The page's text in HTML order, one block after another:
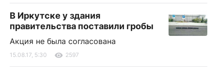
В Иркутске у здания
правительства поставили гробы
Акция не была согласована
15.08.17, 5:30 2597